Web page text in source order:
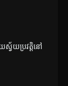
ស្វ័យប្រវត្តិនៅ